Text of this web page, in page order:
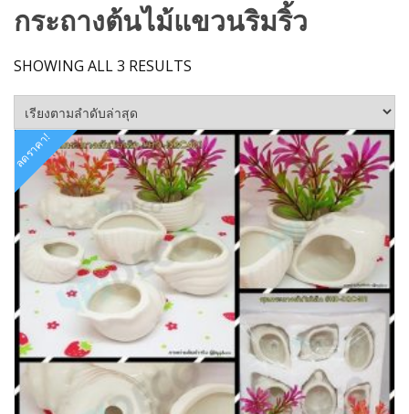
กระถางต้นไม้แขวนริมริ้ว
SHOWING ALL 3 RESULTS
ลดราคา!